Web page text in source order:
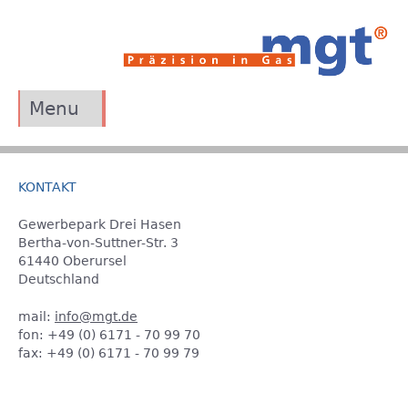
Menu
Home
Leistungen
Referenzen
Unternehmen
Qualität
KONTAKT
Gewerbepark Drei Hasen
Bertha-von-Suttner-Str. 3
61440 Oberursel
Deutschland
mail: info@mgt.de
fon: +49 (0) 6171 - 70 99 70
fax: +49 (0) 6171 - 70 99 79